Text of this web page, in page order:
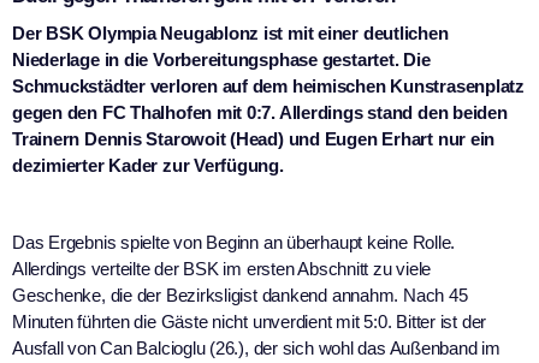
Der BSK Olympia Neugablonz ist mit einer deutlichen
Niederlage in die Vorbereitungsphase gestartet. Die
Schmuckstädter verloren auf dem heimischen Kunstrasenplatz
gegen den FC Thalhofen mit 0:7. Allerdings stand den beiden
Trainern Dennis Starowoit (Head) und Eugen Erhart nur ein
dezimierter Kader zur Verfügung.
Das Ergebnis spielte von Beginn an überhaupt keine Rolle.
Allerdings verteilte der BSK im ersten Abschnitt zu viele
Geschenke, die der Bezirksligist dankend annahm. Nach 45
Minuten führten die Gäste nicht unverdient mit 5:0. Bitter ist der
Ausfall von Can Balcioglu (26.), der sich wohl das Außenband im